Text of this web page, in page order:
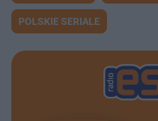
POLSKIE SERIALE